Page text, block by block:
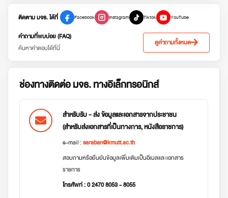
ติดตาม มจธ. ได้ที่ Facebook Instagram Tiktok YouTube
คำถามที่พบบ่อย (FAQ)
ค้นหาคำตอบได้ที่นี่
ดูคำถามทั้งหมด
ช่องทางติดต่อ มจธ. ทางอิเล็กทรอนิกส์
สำหรับรับ - ส่ง ข้อมูลและเอกสารจากประชาชน
(สำหรับส่งเอกสารที่เป็นทางการ, หนังสือราชการ)
e-mail :saraban@kmutt.ac.th
สอบถามหรือยืนยันข้อมูลเพิ่มเติมเป็นอีเมลและเอกสาร
ราชการ
โทรศัพท์ : 0 2470 8053 - 8055